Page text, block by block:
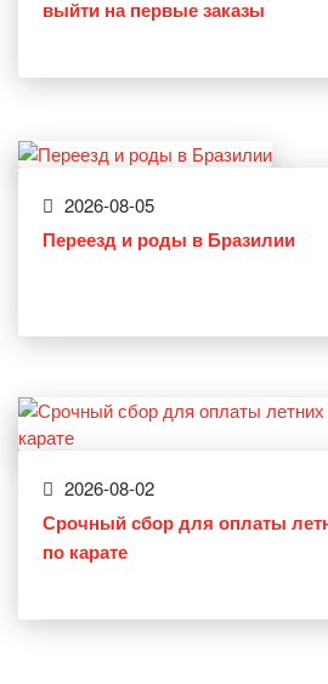
выйти на первые заказы
2026-08-05
Переезд и роды в Бразилии
2026-08-02
Срочный сбор для оплаты
по карате